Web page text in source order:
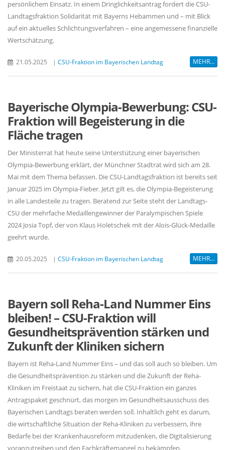
persönlichem Einsatz. In einem Dringlichkeitsantrag fordert die CSU-
Landtagsfraktion Solidarität mit Bayerns Hebammen und – mit Blick
auf ein aktuelles Schlichtungsverfahren – eine angemessene finanzielle
Wertschätzung.
21.05.2025 | CSU-Fraktion im Bayerischen Landtag MEHR...
Bayerische Olympia-Bewerbung: CSU-
Fraktion will Begeisterung in die
Fläche tragen
Der Ministerrat hat heute seine Unterstützung einer bayerischen
Olympia-Bewerbung erklärt, der Münchner Stadtrat wird sich am 28.
Mai mit dem Thema befassen. Die CSU-Landtagsfraktion ist bereits seit
Januar 2025 im Olympia-Fieber. Jetzt gilt es, die Olympia-Begeisterung
in alle Landesteile zu tragen. Beratend zur Seite steht der Landtags-
CSU der mehrfache Medaillengewinner der Paralympischen Spiele
2024 Josia Topf, der von Klaus Holetschek mit der Alois-Glück-Medaille
geehrt wurde.
20.05.2025 | CSU-Fraktion im Bayerischen Landtag MEHR...
Bayern soll Reha-Land Nummer Eins
bleiben! – CSU-Fraktion will
Gesundheitsprävention stärken und
Zukunft der Kliniken sichern
Bayern ist Reha-Land Nummer Eins – und das soll auch so bleiben. Um
die Gesundheitsprävention zu stärken und die Zukunft der Reha-
Kliniken im Freistaat zu sichern, hat die CSU-Fraktion ein ganzes
Antragspaket geschnürt, das morgen im Gesundheitsausschuss des
Bayerischen Landtags beraten werden soll. Inhaltlich geht es darum,
die wirtschaftliche Situation der Reha-Kliniken zu verbessern, ihre
Bedarfe bei der Krankenhausreform mitzudenken, die Digitalisierung
voranzutreiben und den Fachkräftemangel zu bekämpfen.